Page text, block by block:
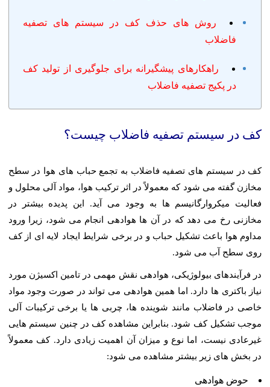
روش های حذف کف در سیستم های تصفیه
فاضلاب
راهکارهای پیشگیرانه برای جلوگیری از تولید کف
در پکیج تصفیه فاضلاب
کف در سیستم تصفیه فاضلاب چیست؟
کف در سیستم های تصفیه فاضلاب به تجمع حباب های هوا در سطح
مخازن گفته می شود که معمولاً در اثر ترکیب هوا، مواد آلی محلول و
فعالیت میکروارگانیسم ها به وجود می آید. این پدیده بیشتر در
مخازنی رخ می دهد که در آن ها هوادهی انجام می شود، زیرا ورود
مداوم هوا باعث تشکیل حباب و در برخی شرایط ایجاد لایه ای از کف
روی سطح آب می شود.
در فرآیندهای بیولوژیکی، هوادهی نقش مهمی در تامین اکسیژن مورد
نیاز باکتری ها دارد. اما همین هوادهی می تواند در صورت وجود مواد
خاصی در فاضلاب مانند شوینده ها، چربی ها یا برخی ترکیبات آلی
موجب تشکیل کف شود. بنابراین مشاهده کف در چنین سیستم هایی
غیرعادی نیست، اما نوع و میزان آن اهمیت زیادی دارد. کف معمولاً
در بخش های زیر بیشتر مشاهده می شود:
حوض هوادهی